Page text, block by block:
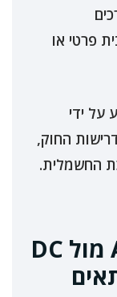
פרטי או
ידי
החוק,
החשמלית.
סוגי עמדות טעינה: AC מול DC